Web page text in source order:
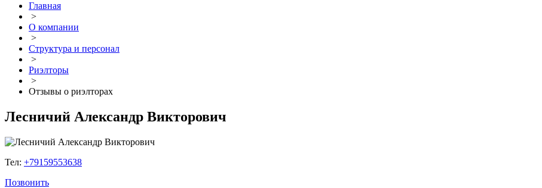
Главная
>
О компании
>
Структура и персонал
>
Риэлторы
>
Отзывы о риэлторах
Лесничий Александр Викторович
Тел: +79159553638
Позвонить